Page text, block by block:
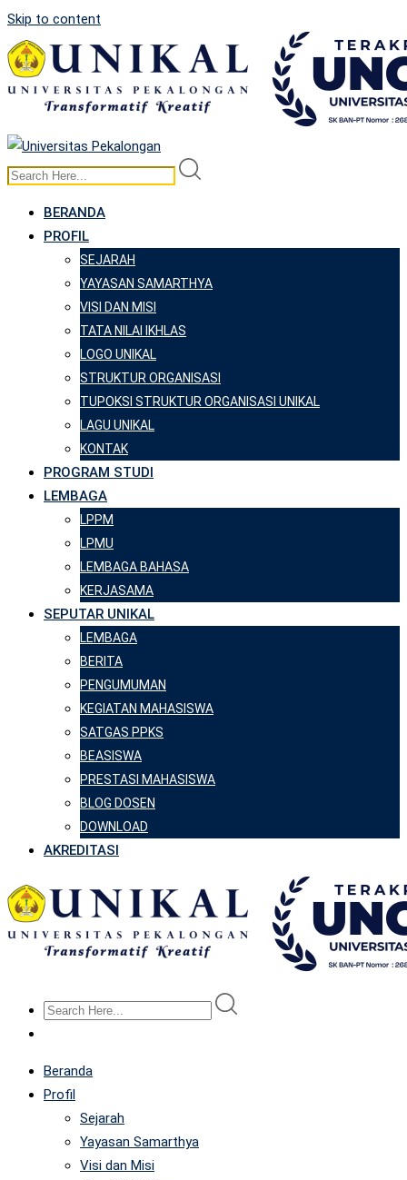
Skip to content
BERANDA
PROFIL
SEJARAH
YAYASAN SAMARTHYA
VISI DAN MISI
TATA NILAI IKHLAS
LOGO UNIKAL
STRUKTUR ORGANISASI
TUPOKSI STRUKTUR ORGANISASI UNIKAL
LAGU UNIKAL
KONTAK
PROGRAM STUDI
LEMBAGA
LPPM
LPMU
LEMBAGA BAHASA
KERJASAMA
SEPUTAR UNIKAL
LEMBAGA
BERITA
PENGUMUMAN
KEGIATAN MAHASISWA
SATGAS PPKS
BEASISWA
PRESTASI MAHASISWA
BLOG DOSEN
DOWNLOAD
AKREDITASI
Beranda
Profil
Sejarah
Yayasan Samarthya
Visi dan Misi